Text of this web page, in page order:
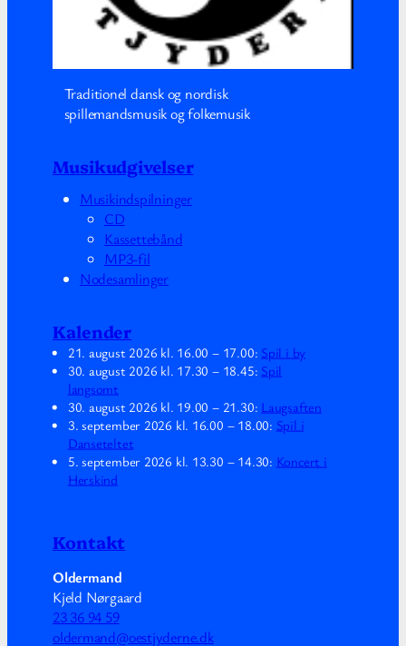
Traditionel dansk og nordisk
spillemandsmusik og folkemusik
Musikudgivelser
Musikindspilninger
CD
Kassettebånd
MP3-fil
Nodesamlinger
Kalender
21. august 2026 kl. 16.00 – 17.00: Spil i by
30. august 2026 kl. 17.30 – 18.45: Spil
langsomt
30. august 2026 kl. 19.00 – 21.30: Laugsaften
3. september 2026 kl. 16.00 – 18.00: Spil i
Danseteltet
5. september 2026 kl. 13.30 – 14.30: Koncert i
Herskind
Kontakt
Oldermand
Kjeld Nørgaard
23 36 94 59
oldermand@oestjyderne.dk